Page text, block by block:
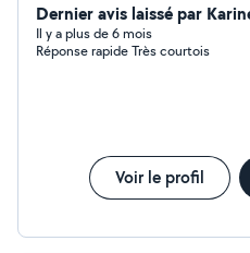
Dernier avis laissé par
Il y a plus de 6 mois
Réponse rapide Très courtois
Voir le profil